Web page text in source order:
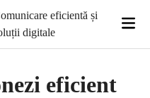
eficientă și
digitale
eficient